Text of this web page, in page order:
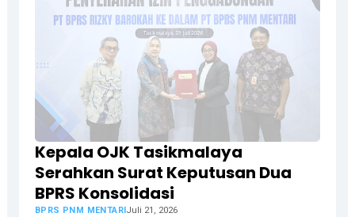
Kepala OJK Tasikmalaya
Serahkan Surat Keputusan Dua
BPRS Konsolidasi
BPRS PNM MENTARI Juli 21, 2026